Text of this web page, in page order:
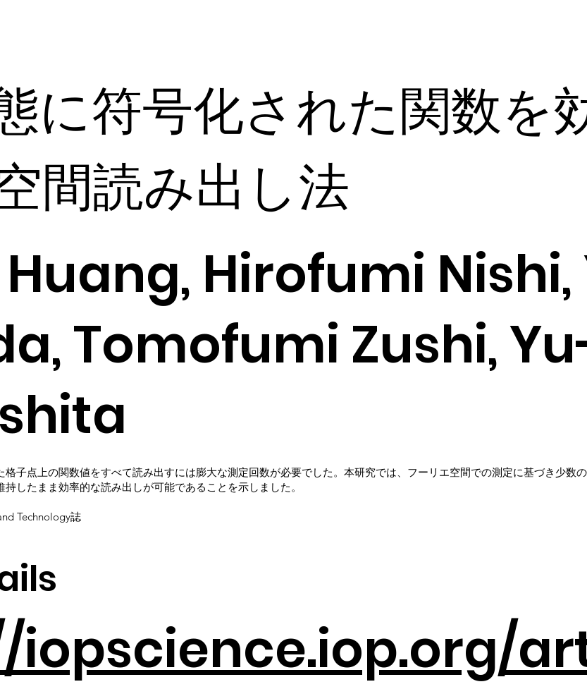
に符号化された関数を
間読み出し法
Hirofumi
Tomofumi Zushi,
子点上の関数値をすべて読み出すには膨大な測定回数が必要でした。本研究では、フーリエ空間での測定に基づき少
したまま効率的な読み出しが可能であることを示しました。
Technology誌